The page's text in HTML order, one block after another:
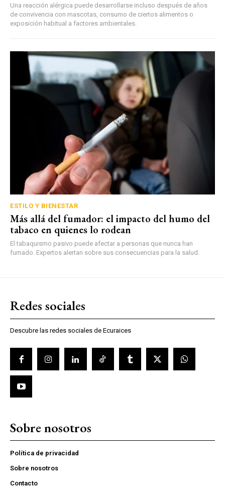
Una reacción alérgica puede desarrollarse incluso después de años
de convivencia con mascotas, consumo de ciertos alimentos o
exposición habitual a factores ambientales.
ESTILO Y BIENESTAR
Más allá del fumador: el impacto del humo del
tabaco en quienes lo rodean
El tabaquismo pasivo puede afectar a personas que nunca han
fumado. Expertos alertan sobre sus consecuencias para la salud.
Redes sociales
Descubre las redes sociales de Ecuraices
Sobre nosotros
Política de privacidad
Sobre nosotros
Contacto